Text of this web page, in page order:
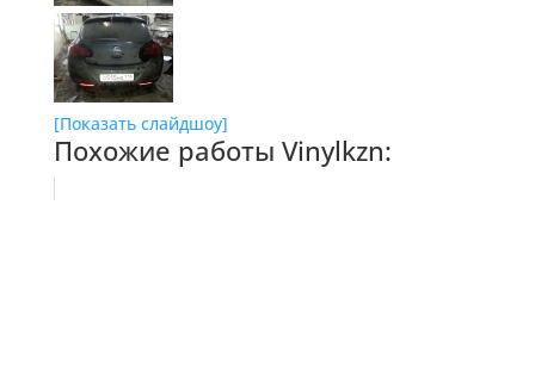
[Показать слайдшоу]
Похожие работы Vinylkzn: